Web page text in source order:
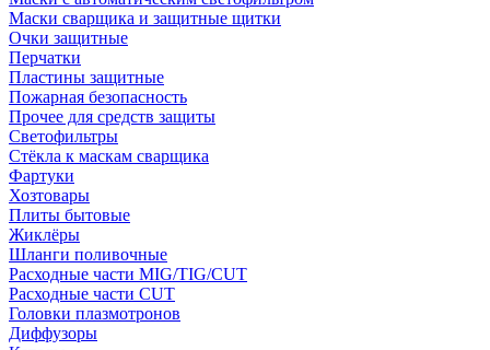
Маски сварщика и защитные щитки
Очки защитные
Перчатки
Пластины защитные
Пожарная безопасность
Прочее для средств защиты
Светофильтры
Стёкла к маскам сварщика
Фартуки
Хозтовары
Плиты бытовые
Жиклёры
Шланги поливочные
Расходные части MIG/TIG/CUT
Расходные части CUT
Головки плазмотронов
Диффузоры